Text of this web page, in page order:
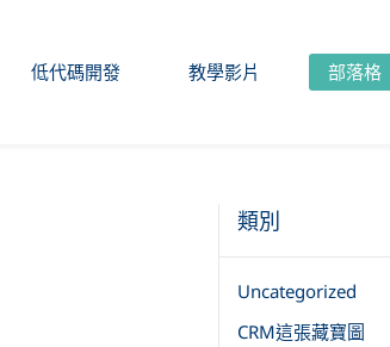
低代碼開發 教學影片 部落格
類別
Uncategorized
CRM這張藏寶圖